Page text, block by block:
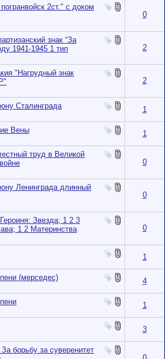
2ст." с доком
0
знак “За
1941-1945 1 тип
2
"Нагрудный знак
2
Сталинграда 1
Вены 1
труд в Великой
0
Ленинграда длинный
0
Звезда; 1 2 3
1 2 Материнства
0
1
(мерседес) 4
1
3
борьбу за суверенитет